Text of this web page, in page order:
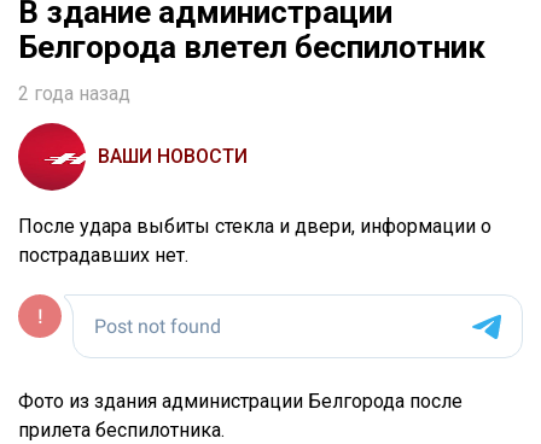
В здание администрации
Белгорода влетел беспилотник
2 года назад
ВАШИ НОВОСТИ
После удара выбиты стекла и двери, информации о
пострадавших нет.
Фото из здания администрации Белгорода после
прилета беспилотника.